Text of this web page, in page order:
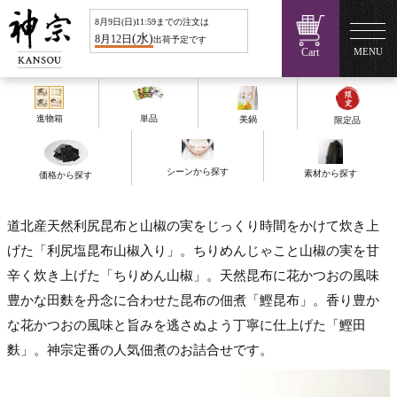
8月9日(日)11:59までの注文は
8月 12日 (水)出荷予定です
Cart MENU
進物箱 単品 美鍋 限定品
価格から探す シーンから探す 素材から探す
道北産天然利尻昆布と山椒の実をじっくり時間をかけて炊き上
げた「利尻塩昆布山椒入り」。ちりめんじゃこと山椒の実を甘
辛く炊き上げた「ちりめん山椒」。天然昆布に花かつおの風味
豊かな田麩を丹念に合わせた昆布の佃煮「鰹昆布」。香り豊か
な花かつおの風味と旨みを逃さぬよう丁寧に仕上げた「鰹田
麩」。神宗定番の人気佃煮のお詰合せです。